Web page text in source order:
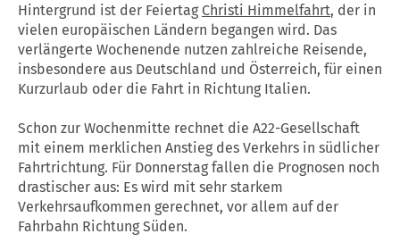
Hintergrund ist der Feiertag Christi Himmelfahrt, der in
vielen europäischen Ländern begangen wird. Das
verlängerte Wochenende nutzen zahlreiche Reisende,
insbesondere aus Deutschland und Österreich, für einen
Kurzurlaub oder die Fahrt in Richtung Italien.
Schon zur Wochenmitte rechnet die A22-Gesellschaft
mit einem merklichen Anstieg des Verkehrs in südlicher
Fahrtrichtung. Für Donnerstag fallen die Prognosen noch
drastischer aus: Es wird mit sehr starkem
Verkehrsaufkommen gerechnet, vor allem auf der
Fahrbahn Richtung Süden.